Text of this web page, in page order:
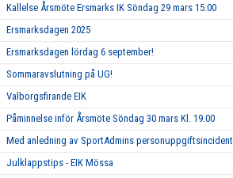
Kallelse Årsmöte Ersmarks IK Söndag 29 mars 15.00
Ersmarksdagen 2025
Ersmarksdagen lördag 6 september!
Sommaravslutning på UG!
Valborgsfirande EIK
Påminnelse inför Årsmöte Söndag 30 mars Kl. 19.00
Med anledning av SportAdmins personuppgiftsincident
Julklappstips - EIK Mössa